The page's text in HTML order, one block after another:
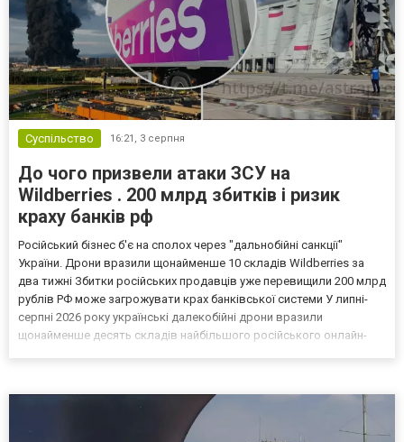
Суспільство 16:21, 3 серпня
До чого призвели атаки ЗСУ на
Wildberries . 200 млрд збитків і ризик
краху банків рф
Російський бізнес б'є на сполох через "дальнобійні санкції"
України. Дрони вразили щонайменше 10 складів Wildberries за
два тижні Збитки російських продавців уже перевищили 200 млрд
рублів РФ може загрожувати крах банківської системи У липні-
серпні 2026 року українські далекобійні дрони вразили
щонайменше десять складів найбільшого російського онлайн-